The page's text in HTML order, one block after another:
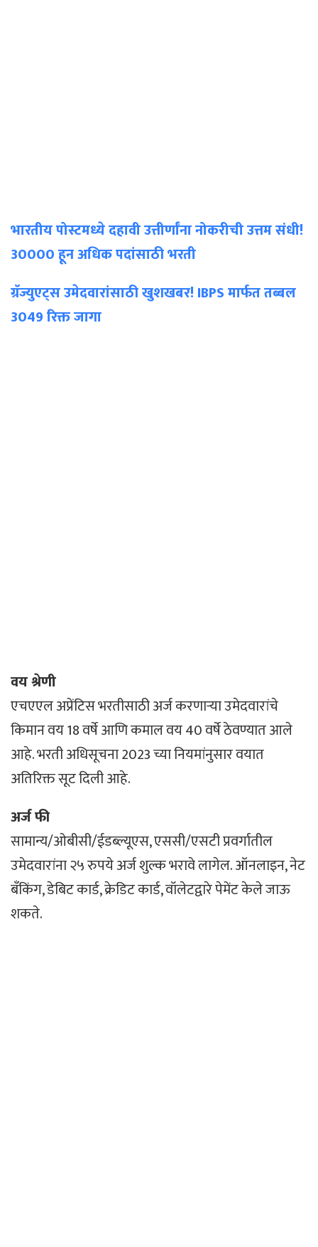
भारतीय पोस्टमध्ये दहावी उत्तीर्णांना नोकरीची उत्तम संधी!
30000 हून अधिक पदांसाठी भरती
ग्रॅज्युएट्स उमेदवारांसाठी खुशखबर! IBPS मार्फत तब्बल
3049 रिक्त जागा
वय श्रेणी
एचएएल अप्रेंटिस भरतीसाठी अर्ज करणाऱ्या उमेदवारांचे
किमान वय 18 वर्षे आणि कमाल वय 40 वर्षे ठेवण्यात आले
आहे. भरती अधिसूचना 2023 च्या नियमांनुसार वयात
अतिरिक्त सूट दिली आहे.
अर्ज फी
सामान्य/ओबीसी/ईडब्ल्यूएस, एससी/एसटी प्रवर्गातील
उमेदवारांना २५ रुपये अर्ज शुल्क भरावे लागेल. ऑनलाइन, नेट
बँकिंग, डेबिट कार्ड, क्रेडिट कार्ड, वॉलेटद्वारे पेमेंट केले जाऊ
शकते.